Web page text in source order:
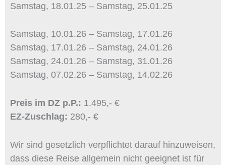
Samstag, 18.01.25 – Samstag, 25.01.25
Samstag, 10.01.26 – Samstag, 17.01.26
Samstag, 17.01.26 – Samstag, 24.01.26
Samstag, 24.01.26 – Samstag, 31.01.26
Samstag, 07.02.26 – Samstag, 14.02.26
Preis im DZ p.P.: 1.495,- €
EZ-Zuschlag: 280,- €
Wir sind gesetzlich verpflichtet darauf hinzuweisen,
dass diese Reise allgemein nicht geeignet ist für